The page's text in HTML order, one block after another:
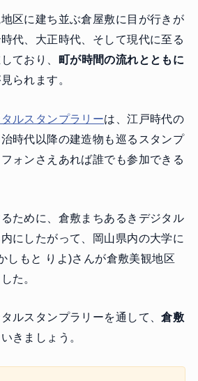
区に建ち並ぶ倉屋敷に目が行きが
代、大正時代、そして現代に至る
ており、 町が時間の流れとともに
られます。
ルスタンプラリーは、江戸時代の
時代以降の建造物も巡るスタンプ
ォンさえあれば誰でも参加できる
ために、倉敷まちあるきデジタル
にしたがって、岡山県内の大学に
しもと りよ)さんが倉敷美観地区
た。
ルスタンプラリーを通して、倉敷
きましょう。